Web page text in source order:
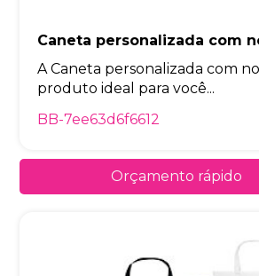
Caneta personalizada com
A Caneta personalizada com
produto ideal para você...
BB-7ee63d6f6612
Orçamento rápido